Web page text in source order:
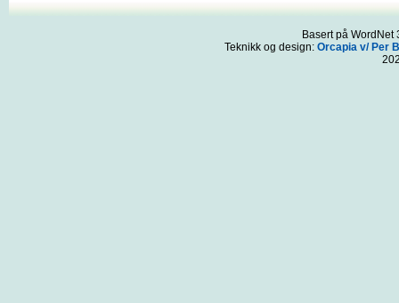
Basert på WordNet
Teknikk og design: Orcapia v/ Per